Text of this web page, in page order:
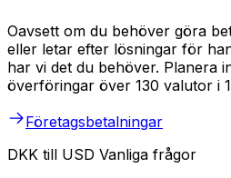
Oavsett om du behöver göra
eller letar efter lösningar för
har vi det du behöver. Planera
överföringar över 130 valutor i
Företagsbetalningar
DKK till USD Vanliga frågor